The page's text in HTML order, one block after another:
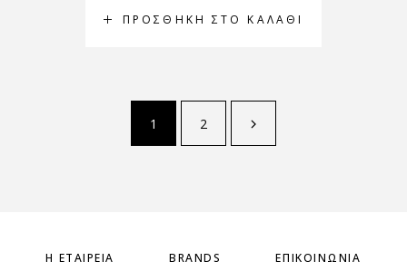
ΠΡΟΣΘΉΚΗ ΣΤΟ ΚΑΛΆΘΙ
1 2
Η ΕΤΑΙΡΕΊΑ BRANDS ΕΠΙΚΟΙΝΩΝΊΑ